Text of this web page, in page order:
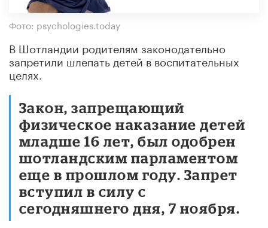
Фото: psychologies.today
В Шотландии родителям законодательно
запретили шлепать детей в воспитательных
целях.
Закон, запрещающий
физическое наказание детей
младше 16 лет, был одобрен
шотландским парламентом
еще в прошлом году. Запрет
вступил в силу с
сегодняшнего дня, 7 ноября.